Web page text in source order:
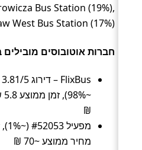
Bus Station (19%),
West Bus Station (17%).
חברות אוטובוסים
₪
מחיר ממוצע ~70 ₪